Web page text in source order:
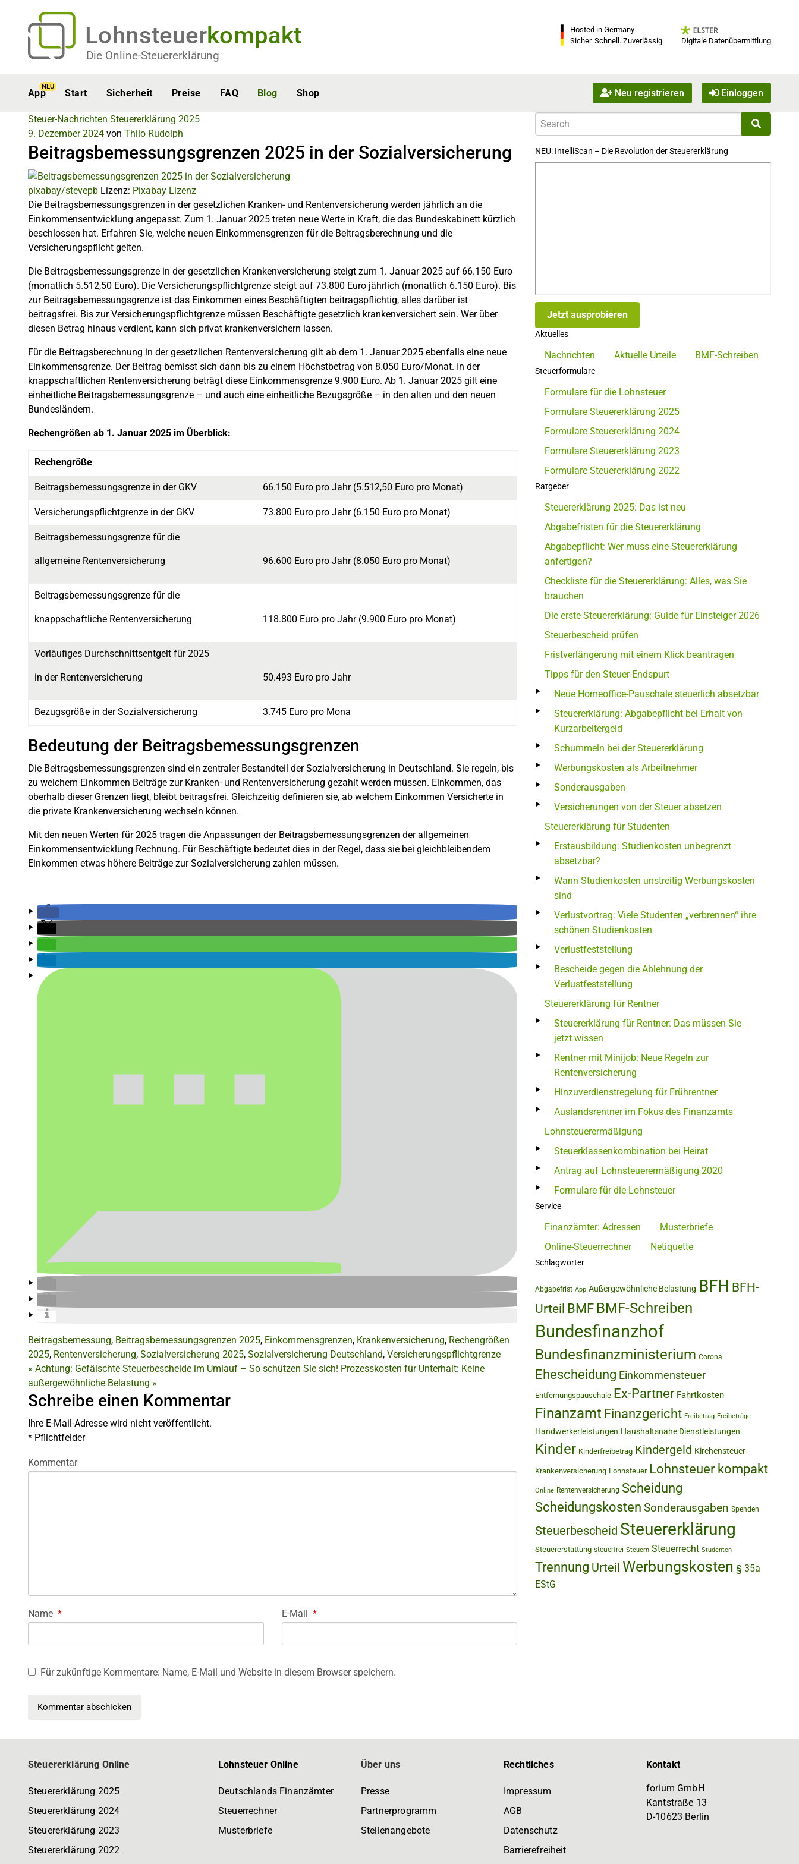
Lohnsteuerkompakt
Die Online-Steuererklärung
Hosted in Germany
Sicher. Schnell. Zuverlässig.
Digitale Datenübermittlung
App
NEU
Start Sicherheit Preise FAQ Blog Shop Neu registrieren Einloggen
Steuer-Nachrichten Steuererklärung 2025
9. Dezember 2024 von Thilo Rudolph
Beitragsbemessungsgrenzen 2025 in der Sozialversicherung
pixabay/stevepb Lizenz: Pixabay Lizenz
Die Beitragsbemessungsgrenzen in der gesetzlichen Kranken- und Rentenversicherung werden jährlich an die
Einkommensentwicklung angepasst. Zum 1. Januar 2025 treten neue Werte in Kraft, die das Bundeskabinett kürzlich
beschlossen hat. Erfahren Sie, welche neuen Einkommensgrenzen für die Beitragsberechnung und die
Versicherungspflicht gelten.
Die Beitragsbemessungsgrenze in der gesetzlichen Krankenversicherung steigt zum 1. Januar 2025 auf 66.150 Euro
(monatlich 5.512,50 Euro). Die Versicherungspflichtgrenze steigt auf 73.800 Euro jährlich (monatlich 6.150 Euro). Bis
zur Beitragsbemessungsgrenze ist das Einkommen eines Beschäftigten beitragspflichtig, alles darüber ist
beitragsfrei. Bis zur Versicherungspflichtgrenze müssen Beschäftigte gesetzlich krankenversichert sein. Wer über
diesen Betrag hinaus verdient, kann sich privat krankenversichern lassen.
Für die Beitragsberechnung in der gesetzlichen Rentenversicherung gilt ab dem 1. Januar 2025 ebenfalls eine neue
Einkommensgrenze. Der Beitrag bemisst sich dann bis zu einem Höchstbetrag von 8.050 Euro/Monat. In der
knappschaftlichen Rentenversicherung beträgt diese Einkommensgrenze 9.900 Euro. Ab 1. Januar 2025 gilt eine
einheitliche Beitragsbemessungsgrenze – und auch eine einheitliche Bezugsgröße – in den alten und den neuen
Bundesländern.
Rechengrößen ab 1. Januar 2025 im Überblick:
Rechengröße
Beitragsbemessungsgrenze in der GKV 66.150 Euro pro Jahr (5.512,50 Euro pro Monat)
Versicherungspflichtgrenze in der GKV 73.800 Euro pro Jahr (6.150 Euro pro Monat)
Beitragsbemessungsgrenze für die
allgemeine Rentenversicherung 96.600 Euro pro Jahr (8.050 Euro pro Monat)
Beitragsbemessungsgrenze für die
knappschaftliche Rentenversicherung 118.800 Euro pro Jahr (9.900 Euro pro Monat)
Vorläufiges Durchschnittsentgelt für 2025
in der Rentenversicherung 50.493 Euro pro Jahr
Bezugsgröße in der Sozialversicherung 3.745 Euro pro Mona
Bedeutung der Beitragsbemessungsgrenzen
Die Beitragsbemessungsgrenzen sind ein zentraler Bestandteil der Sozialversicherung in Deutschland. Sie regeln, bis
zu welchem Einkommen Beiträge zur Kranken- und Rentenversicherung gezahlt werden müssen. Einkommen, das
oberhalb dieser Grenzen liegt, bleibt beitragsfrei. Gleichzeitig definieren sie, ab welchem Einkommen Versicherte in
die private Krankenversicherung wechseln können.
Mit den neuen Werten für 2025 tragen die Anpassungen der Beitragsbemessungsgrenzen der allgemeinen
Einkommensentwicklung Rechnung. Für Beschäftigte bedeutet dies in der Regel, dass sie bei gleichbleibendem
Einkommen etwas höhere Beiträge zur Sozialversicherung zahlen müssen.
Beitragsbemessung, Beitragsbemessungsgrenzen 2025, Einkommensgrenzen, Krankenversicherung, Rechengrößen
2025, Rentenversicherung, Sozialversicherung 2025, Sozialversicherung Deutschland, Versicherungspflichtgrenze
« Achtung: Gefälschte Steuerbescheide im Umlauf – So schützen Sie sich! Prozesskosten für Unterhalt: Keine
außergewöhnliche Belastung »
Schreibe einen Kommentar
Ihre E-Mail-Adresse wird nicht veröffentlicht.
* Pflichtfelder
Kommentar
Name * E-Mail *
Für zukünftige Kommentare: Name, E-Mail und Website in diesem Browser speichern.
NEU: IntelliScan – Die Revolution der Steuererklärung
Jetzt ausprobieren
Aktuelles
Nachrichten Aktuelle Urteile BMF-Schreiben
Steuerformulare
Formulare für die Lohnsteuer
Formulare Steuererklärung 2025
Formulare Steuererklärung 2024
Formulare Steuererklärung 2023
Formulare Steuererklärung 2022
Ratgeber
Steuererklärung 2025: Das ist neu
Abgabefristen für die Steuererklärung
Abgabepflicht: Wer muss eine Steuererklärung
anfertigen?
Checkliste für die Steuererklärung: Alles, was Sie
brauchen
Die erste Steuererklärung: Guide für Einsteiger 2026
Steuerbescheid prüfen
Fristverlängerung mit einem Klick beantragen
Tipps für den Steuer-Endspurt
Neue Homeoffice-Pauschale steuerlich absetzbar
Steuererklärung: Abgabepflicht bei Erhalt von
Kurzarbeitergeld
Schummeln bei der Steuererklärung
Werbungskosten als Arbeitnehmer
Sonderausgaben
Versicherungen von der Steuer absetzen
Steuererklärung für Studenten
Erstausbildung: Studienkosten unbegrenzt
absetzbar?
Wann Studienkosten unstreitig Werbungskosten
sind
Verlustvortrag: Viele Studenten „verbrennen“ ihre
schönen Studienkosten
Verlustfeststellung
Bescheide gegen die Ablehnung der
Verlustfeststellung
Steuererklärung für Rentner
Steuererklärung für Rentner: Das müssen Sie
jetzt wissen
Rentner mit Minijob: Neue Regeln zur
Rentenversicherung
Hinzuverdienstregelung für Frührentner
Auslandsrentner im Fokus des Finanzamts
Lohnsteuerermäßigung
Steuerklassenkombination bei Heirat
Antrag auf Lohnsteuerermäßigung 2020
Formulare für die Lohnsteuer
Service
Finanzämter: Adressen
Musterbriefe
Online-Steuerrechner
Netiquette
Schlagwörter
Abgabefrist App Außergewöhnliche Belastung BFH BFH-
Urteil BMF BMF-Schreiben
Bundesfinanzhof
Bundesfinanzministerium Corona
Ehescheidung Einkommensteuer
Entfernungspauschale Ex-Partner Fahrtkosten
Finanzamt Finanzgericht Freibetrag Freibeträge
Handwerkerleistungen Haushaltsnahe Dienstleistungen
Kinder Kinderfreibetrag Kindergeld Kirchensteuer
Krankenversicherung Lohnsteuer Lohnsteuer kompakt
Online Rentenversicherung Scheidung
Scheidungskosten Sonderausgaben Spenden
Steuerbescheid Steuererklärung
Steuererstattung steuerfrei Steuern Steuerrecht Studenten
Trennung Urteil Werbungskosten § 35a
EStG
Steuererklärung Online
Steuererklärung 2025
Steuererklärung 2024
Steuererklärung 2023
Steuererklärung 2022
Lohnsteuer Online
Deutschlands Finanzämter
Steuerrechner
Musterbriefe
Über uns
Presse
Partnerprogramm
Stellenangebote
Rechtliches
Impressum
AGB
Datenschutz
Barrierefreiheit
Kontakt
forium GmbH
Kantstraße 13
D-10623 Berlin